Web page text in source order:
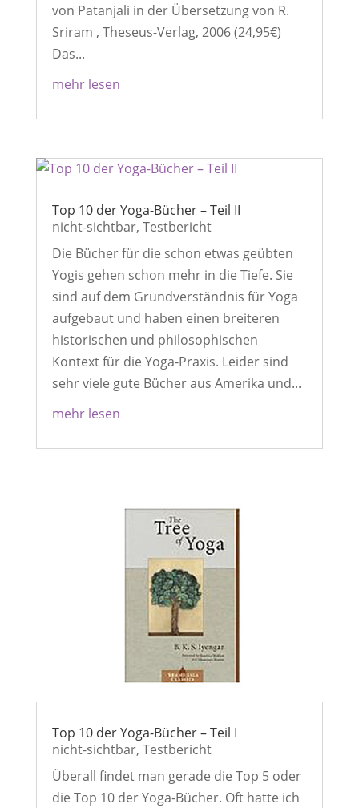
von Patanjali in der Übersetzung von R.
Sriram , Theseus-Verlag, 2006 (24,95€)
Das...
mehr lesen
Top 10 der Yoga-Bücher – Teil II
nicht-sichtbar, Testbericht
Die Bücher für die schon etwas geübten
Yogis gehen schon mehr in die Tiefe. Sie
sind auf dem Grundverständnis für Yoga
aufgebaut und haben einen breiteren
historischen und philosophischen
Kontext für die Yoga-Praxis. Leider sind
sehr viele gute Bücher aus Amerika und...
mehr lesen
Top 10 der Yoga-Bücher – Teil I
nicht-sichtbar, Testbericht
Überall findet man gerade die Top 5 oder
die Top 10 der Yoga-Bücher. Oft hatte ich